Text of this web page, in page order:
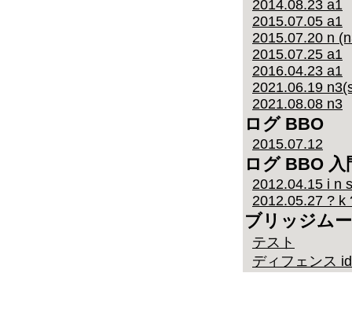
2014.08.23 a1
2015.07.05 a1
2015.07.20 n
2015.07.25 a1
2016.04.23 a1
2021.06.19
2021.08.08 n3
ログ BBO
2015.07.12
ログ BBO 入
2012.04.15 i n
2012.05.27 ? k
ブリッジム
テスト
ディフェンス